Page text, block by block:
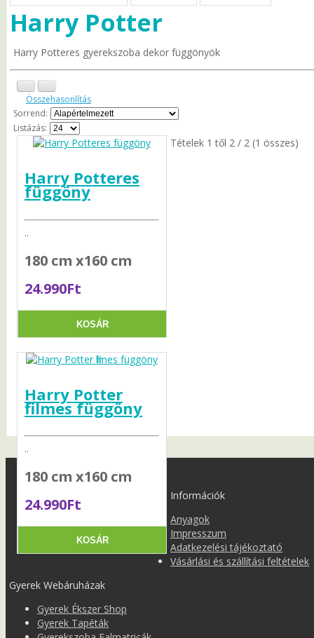
Harry Potter
Harry Potteres gyerekszoba dekor függönyök
Összehasonlítás
Sorrend:
Listázás:
Harry Potteres
függöny
..
180 cm x160 cm
24.990Ft
KOSÁR
Harry Potter
filmes függöny
..
180 cm x160 cm
24.990Ft
KOSÁR
Tételek 1 től 2 / 2 (1 összes)
Információk
Anyagok
Impresszum
Adatkezelési tájékoztató
Vásárlási és szállítási feltételek
Gyerek Webáruházak
Gyerek Ékszer Shop
Gyerek Tapéták